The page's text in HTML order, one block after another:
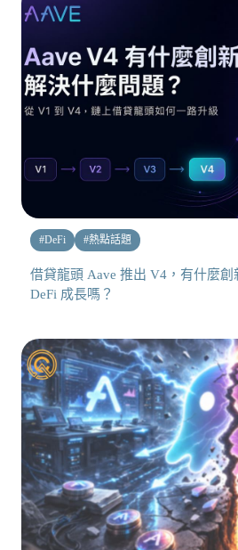
#DeFi #熱點話題
借貸龍頭 Aave 推出 V4，有什麼
DeFi 成長嗎？